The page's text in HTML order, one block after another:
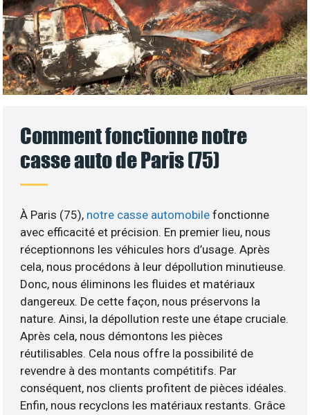
Comment fonctionne notre
casse auto de Paris (75)
À Paris (75), notre casse automobilefonctionne
avec efficacité et précision. En premier lieu, nous
réceptionnons les véhicules hors d’usage. Après
cela, nous procédons à leur dépollution minutieuse.
Donc, nous éliminons les fluides et matériaux
dangereux. De cette façon, nous préservons la
nature. Ainsi, la dépollution reste une étape cruciale.
Après cela, nous démontons les pièces
réutilisables. Cela nous offre la possibilité de
revendre à des montants compétitifs. Par
conséquent, nos clients profitent de pièces idéales.
Enfin, nous recyclons les matériaux restants. Grâce